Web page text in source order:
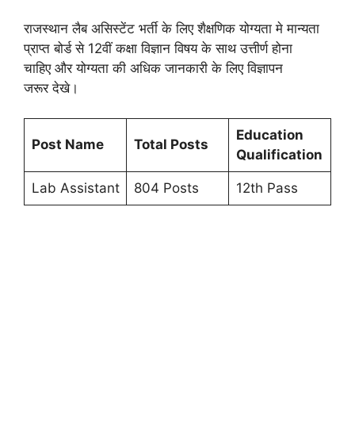
राजस्थान लैब असिस्टेंट भर्ती के लिए शैक्षणिक योग्यता मे मान्यता
प्राप्त बोर्ड से 12वीं कक्षा विज्ञान विषय के साथ उत्तीर्ण होना
चाहिए और योग्यता की अधिक जानकारी के लिए विज्ञापन
जरूर देखे।
Post Name Total Posts
Education
Qualification
Lab Assistant 804 Posts 12th Pass